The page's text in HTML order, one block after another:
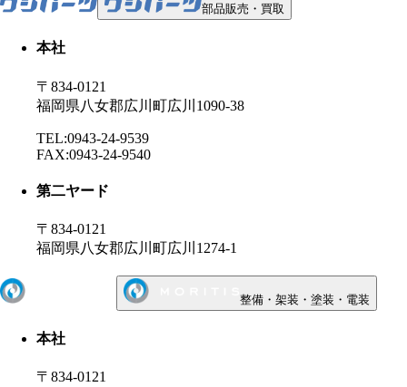
部品販売・買取
本社
〒834-0121
福岡県八女郡広川町広川1090-38
TEL:0943-24-9539
FAX:0943-24-9540
第二ヤード
〒834-0121
福岡県八女郡広川町広川1274-1
整備・架装・塗装・電装
本社
〒834-0121